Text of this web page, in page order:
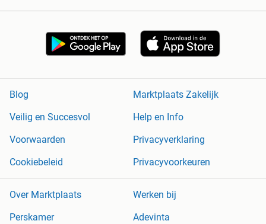
Blog
Marktplaats Zakelijk
Veilig en Succesvol
Help en Info
Voorwaarden
Privacyverklaring
Cookiebeleid
Privacyvoorkeuren
Over Marktplaats
Werken bij
Perskamer
Adevinta